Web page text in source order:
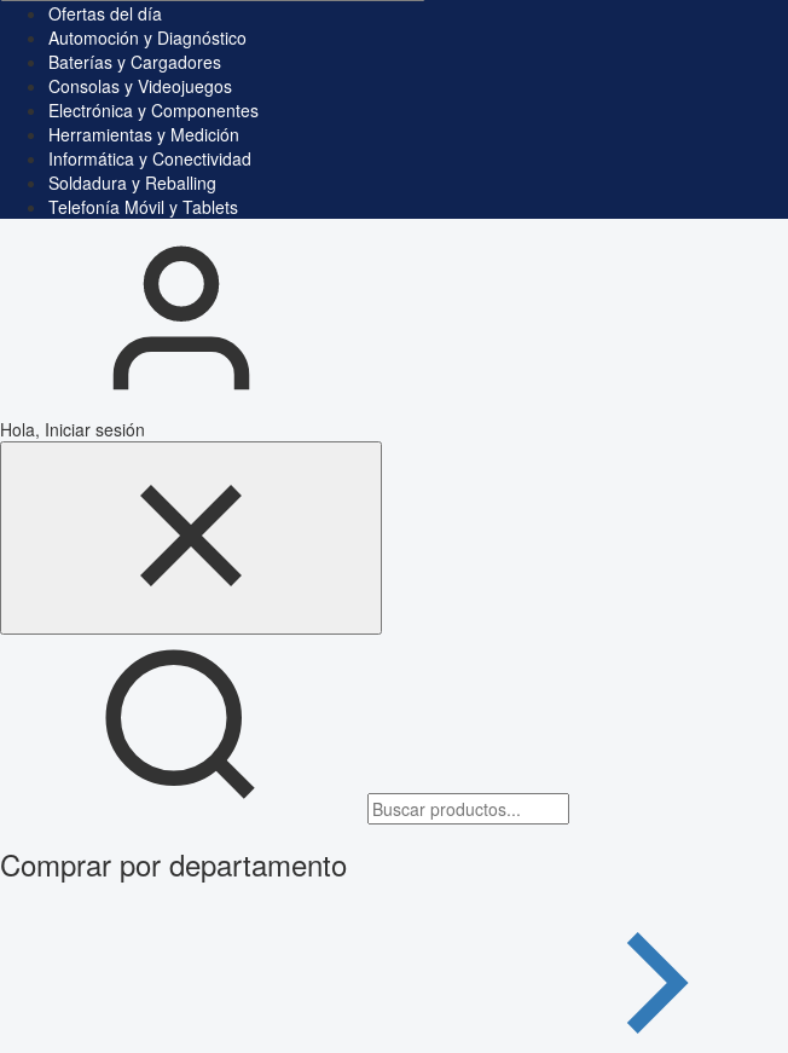
Ofertas del día
Automoción y Diagnóstico
Baterías y Cargadores
Consolas y Videojuegos
Electrónica y Componentes
Herramientas y Medición
Informática y Conectividad
Soldadura y Reballing
Telefonía Móvil y Tablets
Hola, Iniciar sesión
Comprar por departamento